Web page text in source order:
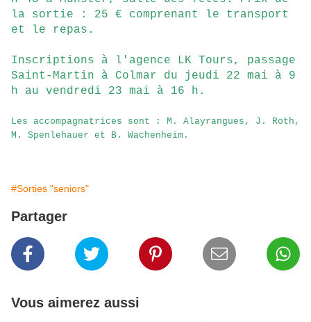
la sortie : 25 € comprenant le transport
et le repas.
Inscriptions à l'agence LK Tours, passage
Saint-Martin à Colmar du jeudi 22 mai à 9
h au vendredi 23 mai à 16 h.
Les accompagnatrices sont : M. Alayrangues, J. Roth,
M. Spenlehauer et B. Wachenheim.
#Sorties "seniors"
Partager
Vous aimerez aussi